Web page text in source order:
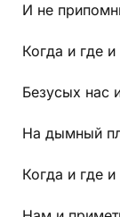
И не
Когда и где
Безусых нас
На дымный
Когда и где